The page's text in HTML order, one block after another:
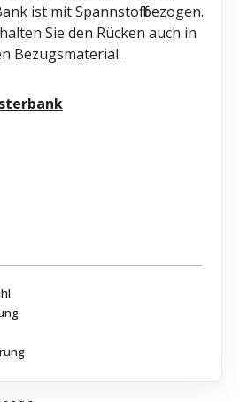
ist mit Spannstoff bezogen.
Sie den Rücken auch in
Bezugsmaterial.